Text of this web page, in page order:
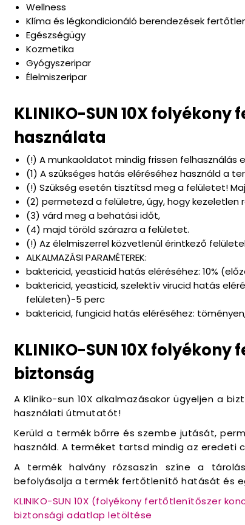
Wellness
Klíma és légkondicionáló berendezések
Egészségügy
Kozmetika
Gyógyszeripar
Élelmiszeripar
KLINIKO-SUN 10X
használata
(!) A munkaoldatot mindig frissen felhasználás
(1) A szükséges hatás eléréséhez használd a
(!) Szükség esetén tisztítsd meg a felületet!
(2) permetezd a felületre, úgy, hogy kezeletlen
(3) várd meg a behatási időt,
(4) majd töröld szárazra a felületet.
(!) Az élelmiszerrel közvetlenül érintkező
ALKALMAZÁSI PARAMÉTEREK:
baktericid, yeasticid hatás eléréséhez: 10%
baktericid, yeasticid, szelektív virucid hatás
felületen)-5 perc
baktericid, fungicid hatás eléréséhez:
KLINIKO-SUN 10X
biztonság
A Kliniko-sun 10X alkalmazásakor ügyeljen a
használati útmutatót!
Kerüld a termék bőrre és szembe jutását,
használd. A terméket tartsd mindig az eredeti
A termék halvány rózsaszín színe a
befolyásolja a termék fertőtlenítő hatását és
KLINIKO-SUN 10X (folyékony fertőtlenítőszer
biztonsági adatlap letöltése